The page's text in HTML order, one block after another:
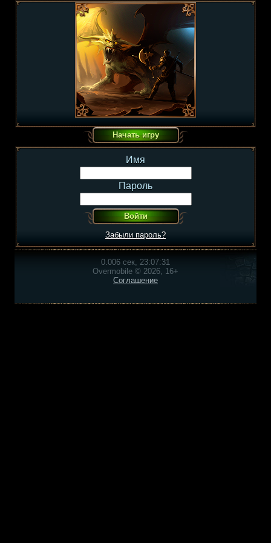
Имя
Пароль
Забыли пароль?
0.006 сек, 23:07:31
Overmobile © 2026, 16+
Соглашение